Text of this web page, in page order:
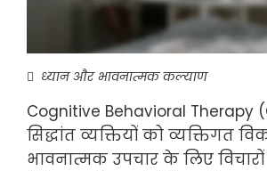
ध्यान और भावनात्मक कल्याण
Cognitive Behavioral Therapy
सिद्धांत व्यक्तियों को व्यक्तिगत
भावनात्मक उपचार के लिए